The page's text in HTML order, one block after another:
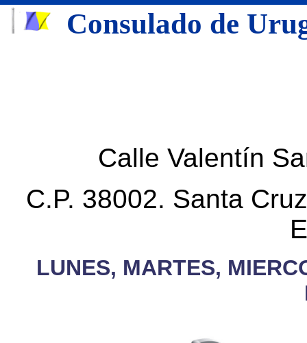
Consulado de
Calle Valentín
C.P. 38002. Santa
LUNES, MARTES,